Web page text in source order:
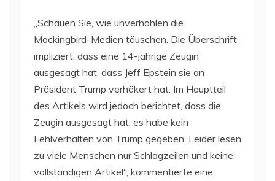
„Schauen Sie, wie unverhohlen die
Mockingbird-Medien täuschen. Die Überschrift
impliziert, dass eine 14-jährige Zeugin
ausgesagt hat, dass Jeff Epstein sie an
Präsident Trump verhökert hat. Im Hauptteil
des Artikels wird jedoch berichtet, dass die
Zeugin ausgesagt hat, es habe kein
Fehlverhalten von Trump gegeben. Leider lesen
zu viele Menschen nur Schlagzeilen und keine
vollständigen Artikel“, kommentierte eine